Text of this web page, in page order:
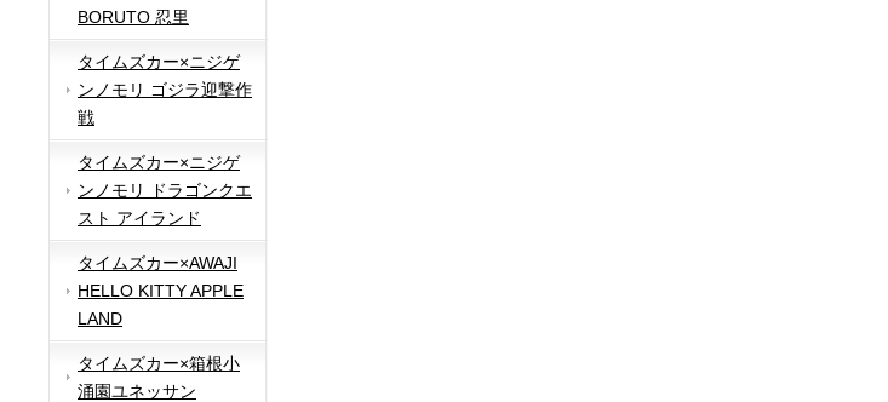
BORUTO 忍里
タイムズカー×ニジゲ
ンノモリ ゴジラ迎撃作
戦
タイムズカー×ニジゲ
ンノモリ ドラゴンクエ
スト アイランド
タイムズカー×AWAJI
HELLO KITTY APPLE
LAND
タイムズカー×箱根小
涌園ユネッサン